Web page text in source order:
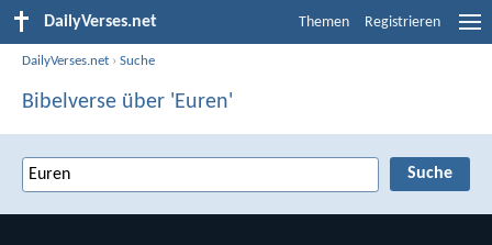
DailyVerses.net Themen Registrieren
DailyVerses.net ›Suche
Bibelverse über 'Euren'